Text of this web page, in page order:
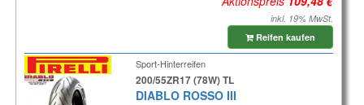
inkl. 19% MwSt.
Reifen kaufen
Sport-Hinterreifen
200/55ZR17 (78W) TL
DIABLO ROSSO III